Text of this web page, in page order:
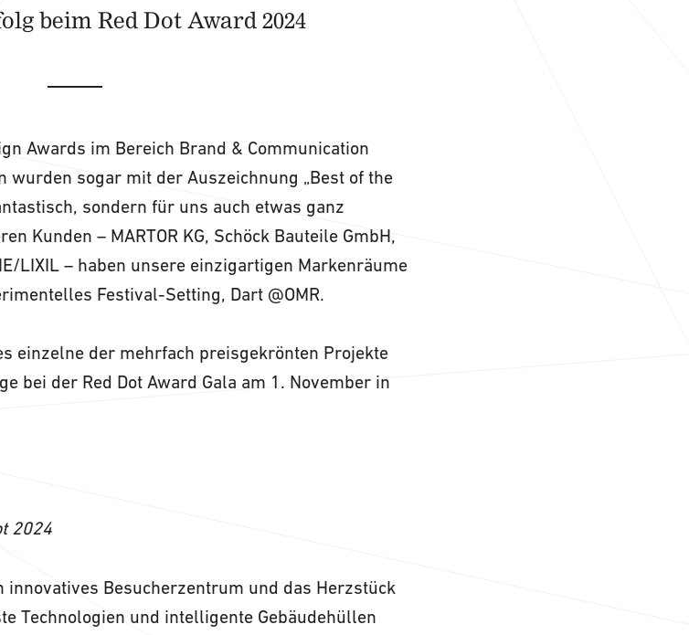
beim Red Dot Award 2024
Awards im Bereich Brand & Communication
wurden sogar mit der Auszeichnung „Best of the
sondern für uns auch etwas ganz
Kunden – MARTOR KG, Schöck Bauteile GmbH,
LIXIL – haben unsere einzigartigen Markenräume
Festival-Setting, Dart @OMR.
einzelne der mehrfach preisgekrönten Projekte
bei der Red Dot Award Gala am 1. November in
2024
innovatives Besucherzentrum und das Herzstück
Technologien und intelligente Gebäudehüllen